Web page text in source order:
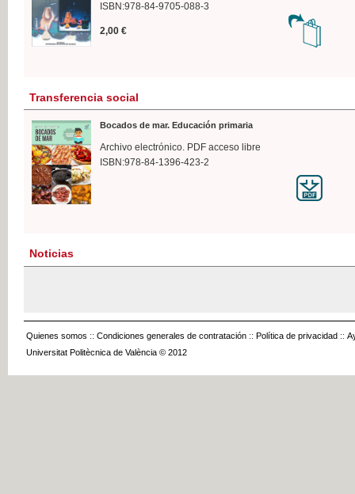
ISBN:978-84-9705-088-3
2,00 €
Transferencia social
Bocados de mar. Educación primaria
Archivo electrónico. PDF acceso libre
ISBN:978-84-1396-423-2
Noticias
Quienes somos :: Condiciones generales de contratación :: Política de privacidad ::
Universitat Politècnica de València © 2012